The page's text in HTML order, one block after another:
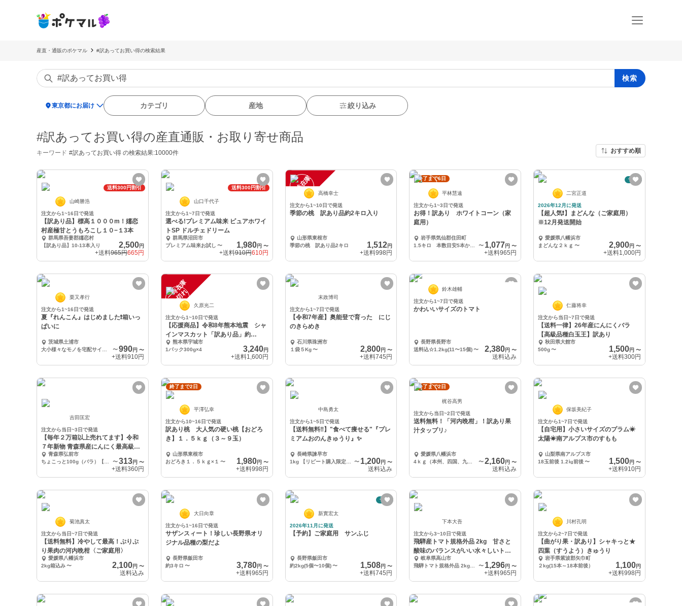
産直・通販のポケマル #訳あってお買い得の検索結果
検索
location_on東京都にお届け カテゴリ 産地 絞り込み
#訳あってお買い得の産直通販・お取り寄せ商品
キーワード #訳あってお買い得 の検索結果:10000件 おすすめ順
送料300円割引
山崎勝浩
注文から1~16日で発送
【訳あり品】標高１０００m！嬬恋
村産極甘とうもろこし１０−１3本
群馬県吾妻郡嬬恋村
【訳あり品】10-13本入り
2,500円
+送料965円665円
送料300円割引
山口千代子
注文から1~7日で発送
選べる!プレミアム味来 ピュアホワイ
トSP ドルチェドリーム
群馬県沼田市
プレミアム味来お試し 〜 1,980円 〜
+送料910円610円
一
時
在
庫
切
れ 高橋幸士
注文から1~10日で発送
季節の桃 訳あり品約2キロ入り
山形県東根市
季節の桃 訳あり品2キロ
1,512円
+送料998円
終了まで6日
平林慧遠
注文から1~3日で発送
お得！訳あり ホワイトコーン（家
庭用）
岩手県気仙郡住田町
〜 1,077円〜
+送料965円
予約
二宮正道
2026年12月に発送
【超人気❗️】まどんな（ご家庭用）
※12月発送開始
愛媛県八幡浜市
まどんな２ｋｇ 〜 2,900円 〜
+送料1,000円
栗又孝行
注文から1~16日で発送
夏『れんこん』はじめました❗箱いっ
ぱいに
茨城県土浦市
〜 990円 〜
+送料910円
一
時
在
庫
切
れ
久原光二
注文から1~10日で発送
【応援商品】令和8年熊本地震 シャ
インマスカット「訳あり品」約
1.2kg
熊本県宇城市
1パック300g×4
3,240円
+送料1,600円
末政博司
注文から1~7日で発送
【令和7年産】奥能登で育った にじ
のきらめき
石川県珠洲市
１袋５Kg 〜 2,800円〜
+送料745円
鈴木雄輔
注文から1~7日で発送
かわいいサイズのトマト
長野県長野市
送料込☆1.2kg(11〜15個) 〜 2,380円〜
送料込み
仁藤将幸
注文から当日~7日で発送
【送料一律】26年産にんにくバラ
【高級品種白玉王】訳あり
秋田県大館市
500g〜 1,500円 〜
+送料300円
吉田匡宏
注文から当日~3日で発送
【毎年２万箱以上売れてます】令和
７年新物 青森県産にんにく最高級品
種ホワイト６片
青森県弘前市
〜 313円 〜
+送料360円
終了まで2日
平澤弘幸
注文から10~16日で発送
訳あり桃 大人気の硬い桃【おどろ
き】１．５ｋｇ（３～９玉）
山形県東根市
おどろき１．５ｋｇ×１ 〜 1,980円 〜
+送料998円
中島勇太
注文から1~5日で発送
【送料無料‼️】"食べて痩せる"『プレ
ミアムおのんきゅうり』✨
長崎県諫早市
1kg 【リピート購入限定！100円引き】
〜 1,200円〜
送料込み
終了まで2日
梶谷高男
注文から当日~2日で発送
送料無料！「河内晩柑」！訳あり果
汁タップリ♪
愛媛県八幡浜市
〜2,160円〜
送料込み
保坂美紀子
注文から1~7日で発送
【自宅用】小さいサイズのプラム☀
太陽☀南アルプス市のすもも
山梨県南アルプス市
18玉前後 1.2㎏前後〜 1,500円 〜
+送料910円
菊池真太
注文から当日~7日で発送
【送料無料】冷やして最高！ぷりぷ
り果肉の河内晩柑〈ご家庭用〉
愛媛県八幡浜市
2kg箱込み〜 2,100円 〜
送料込み
大日向章
注文から1~16日で発送
サザンスィート！珍しい長野県オリ
ジナル品種の梨だよ
長野県飯田市
約3キロ 〜 3,780円 〜
+送料965円
予約
新實宏太
2026年11月に発送
【予約】ご家庭用 サンふじ
長野県飯田市
約2kg(5個〜10個) 〜 1,508円〜
+送料745円
下本大吾
注文から3~10日で発送
飛騨産トマト規格外品 2kg 甘さと
酸味のバランスがいい水々しいトマ
ト 岐阜県高山市
〜 1,296円〜
+送料965円
川村孔明
注文から2~7日で発送
【曲がり果・訳あり】シャキっと★
四葉（すうよう）きゅうり
岩手県紫波郡矢巾町
２kg(15本～18本前後）
1,100円
+送料998円